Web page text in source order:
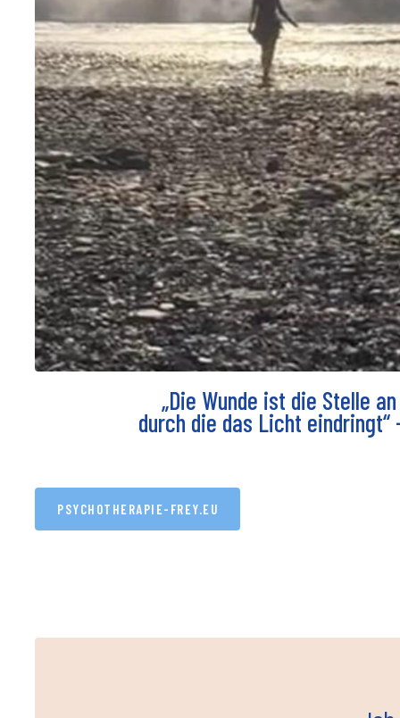
„Die Wunde ist die Stelle
durch die das Licht eindringt“
PSYCHOTHERAPIE-FREY.EU